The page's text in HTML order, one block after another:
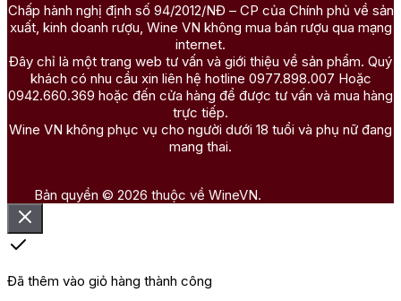
Chấp hành nghị định số 94/2012/NĐ – CP của Chính phủ về sản
xuất, kinh doanh rượu, Wine VN không mua bán rượu qua mạng
internet.
Đây chỉ là một trang web tư vấn và giới thiệu về sản phẩm. Quý
khách có nhu cầu xin liên hệ hotline 0977.898.007 Hoặc
0942.660.369 hoặc đến cửa hàng để được tư vấn và mua hàng
trực tiếp.
Wine VN không phục vụ cho người dưới 18 tuổi và phụ nữ đang
mang thai.
Bản quyền © 2026 thuộc về WineVN.
Đã thêm vào giỏ hàng thành công